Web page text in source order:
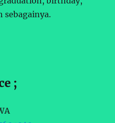
sebagainya.
;